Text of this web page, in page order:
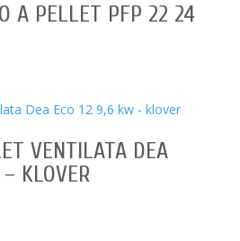
A PELLET PFP 22 24
VENTILATA DEA
KLOVER